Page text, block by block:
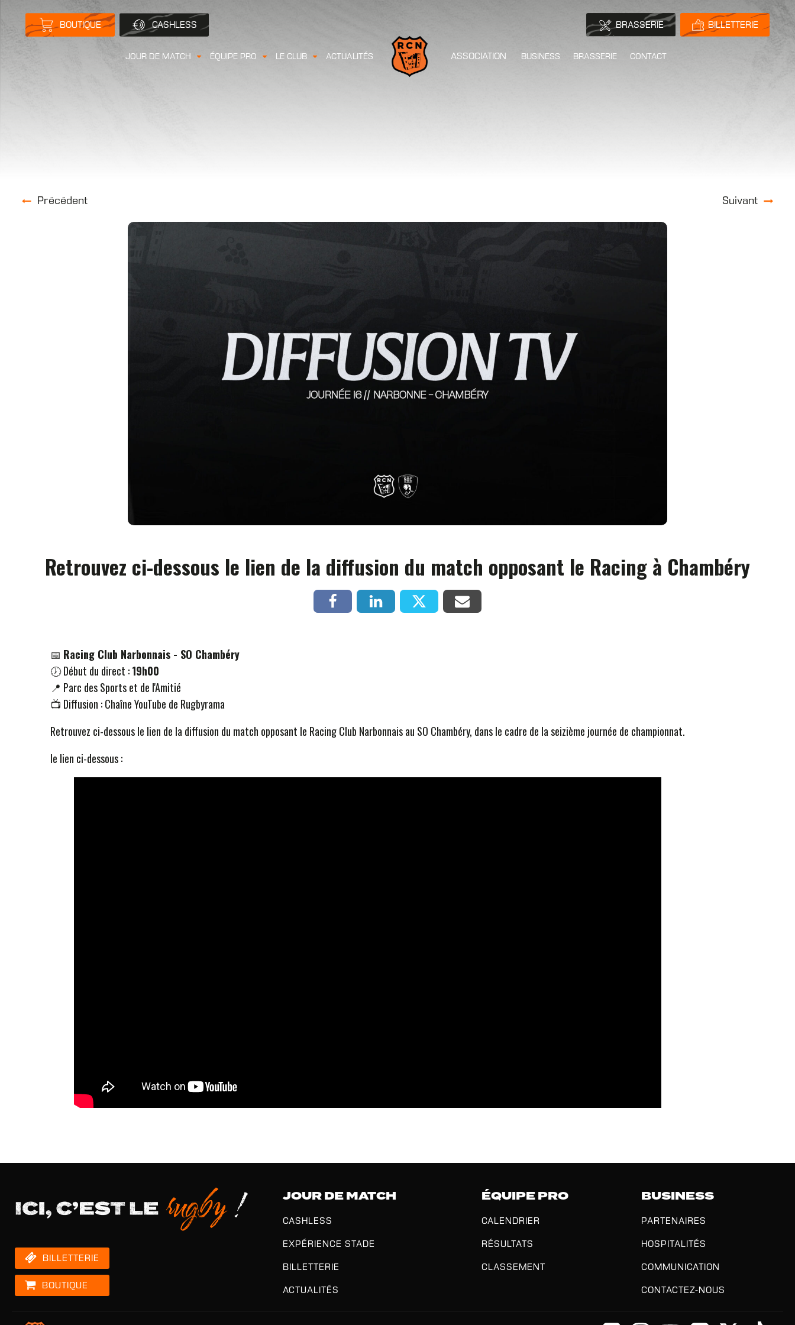
JOUR DE MATCH ÉQUIPE PRO LE CLUB ACTUALITÉS ASSOCIATION BUSINESS BRASSERIE CONTACT
Précédent Suivant
Retrouvez ci-dessous le lien de la diffusion du match opposant le Racing à Chambéry
📅 Racing Club Narbonnais - SO Chambéry
🕖 Début du direct :19h00
📍 Parc des Sports et de l'Amitié
📺 Diffusion : Chaîne YouTube de Rugbyrama
Retrouvez ci-dessous le lien de la diffusion du match opposant le Racing Club Narbonnais au SO Chambéry, dans le cadre de la seizième journée de championnat.
le lien ci-dessous :
BOUTIQUE CASHLESS BRASSERIE BILLETTERIE
BILLETTERIE
BOUTIQUE
JOUR DE MATCH
CASHLESS
EXPÉRIENCE STADE
BILLETTERIE
ACTUALITÉS
ÉQUIPE PRO
CALENDRIER
RÉSULTATS
CLASSEMENT
BUSINESS
PARTENAIRES
HOSPITALITÉS
COMMUNICATION
CONTACTEZ-NOUS